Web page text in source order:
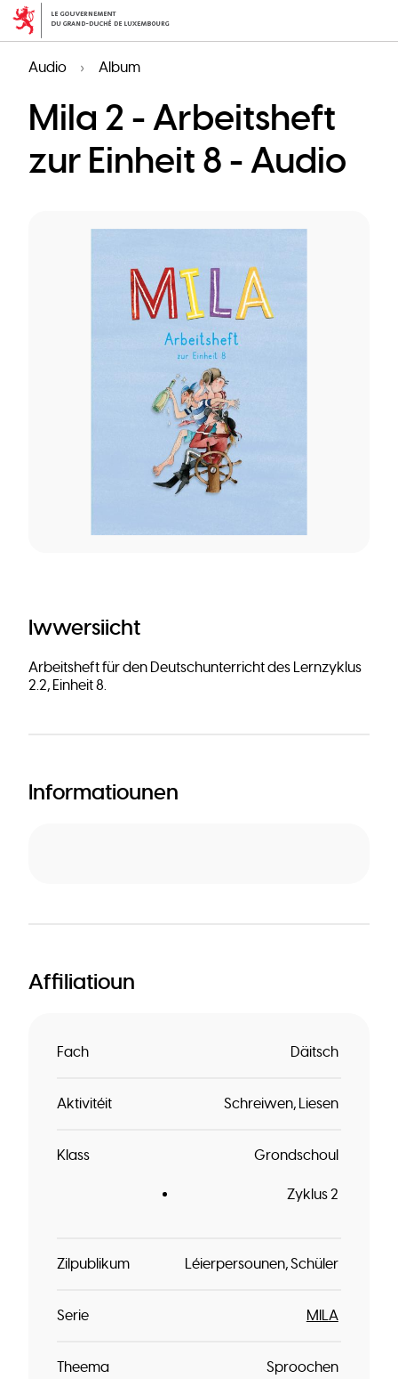
Skip
content
Audio Album
Mila 2 - Arbeitsheft
zur Einheit 8 - Audio
Iwwersiicht
Arbeitsheft für den Deutschunterricht des Lernzyklus
2.2, Einheit 8.
Informatiounen
Affiliatioun
Fach Däitsch
Aktivitéit Schreiwen Liesen
Klass Grondschoul
Zyklus 2
Zilpublikum Léierpersounen Schüler
Serie MILA
Theema Sproochen